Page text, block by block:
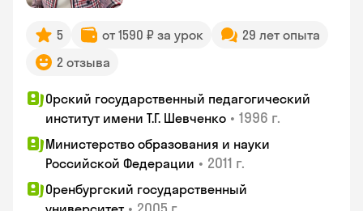
5 от 1590 ₽ за урок
29 лет опыта
2 отзыва
Орский государственный педагогический
институт имени Т.Г. Шевченко • 1996 г.
Министерство образования и науки
Российской Федерации • 2011 г.
Оренбургский государственный